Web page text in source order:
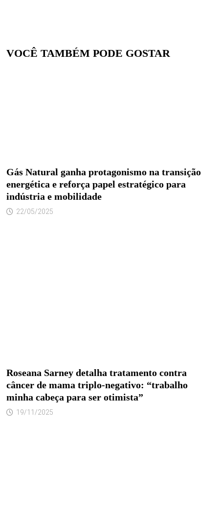
VOCÊ TAMBÉM PODE GOSTAR
Gás Natural ganha protagonismo na transição
energética e reforça papel estratégico para
indústria e mobilidade
22/05/2025
Roseana Sarney detalha tratamento contra
câncer de mama triplo-negativo: “trabalho
minha cabeça para ser otimista”
19/11/2025